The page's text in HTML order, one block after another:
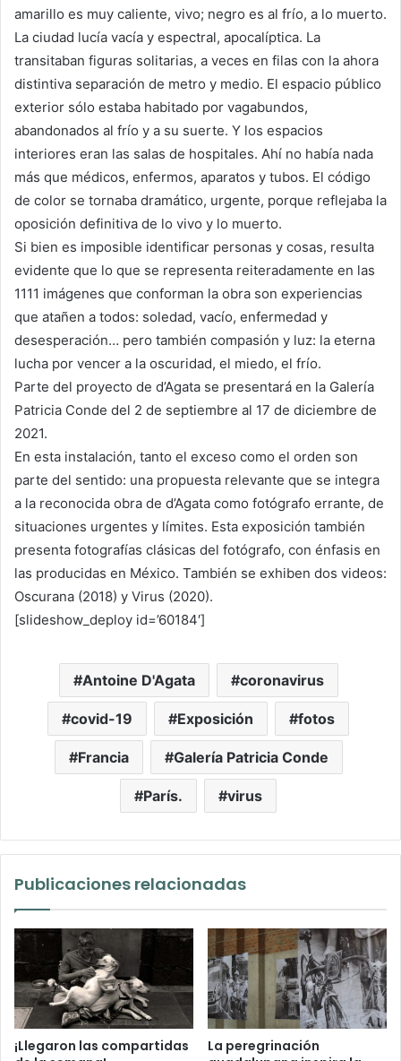
amarillo es muy caliente, vivo; negro es al frío, a lo muerto.
La ciudad lucía vacía y espectral, apocalíptica. La
transitaban figuras solitarias, a veces en filas con la ahora
distintiva separación de metro y medio. El espacio público
exterior sólo estaba habitado por vagabundos,
abandonados al frío y a su suerte. Y los espacios
interiores eran las salas de hospitales. Ahí no había nada
más que médicos, enfermos, aparatos y tubos. El código
de color se tornaba dramático, urgente, porque reflejaba la
oposición definitiva de lo vivo y lo muerto.
Si bien es imposible identificar personas y cosas, resulta
evidente que lo que se representa reiteradamente en las
1111 imágenes que conforman la obra son experiencias
que atañen a todos: soledad, vacío, enfermedad y
desesperación… pero también compasión y luz: la eterna
lucha por vencer a la oscuridad, el miedo, el frío.
Parte del proyecto de d’Agata se presentará en la Galería
Patricia Conde del 2 de septiembre al 17 de diciembre de
2021.
En esta instalación, tanto el exceso como el orden son
parte del sentido: una propuesta relevante que se integra
a la reconocida obra de d’Agata como fotógrafo errante, de
situaciones urgentes y límites. Esta exposición también
presenta fotografías clásicas del fotógrafo, con énfasis en
las producidas en México. También se exhiben dos videos:
Oscurana (2018) y Virus (2020).
[slideshow_deploy id=’60184′]
Antoine D'Agata coronavirus
covid-19 Exposición fotos
Francia Galería Patricia Conde
París. virus
Publicaciones relacionadas
¡Llegaron las compartidas
La peregrinación